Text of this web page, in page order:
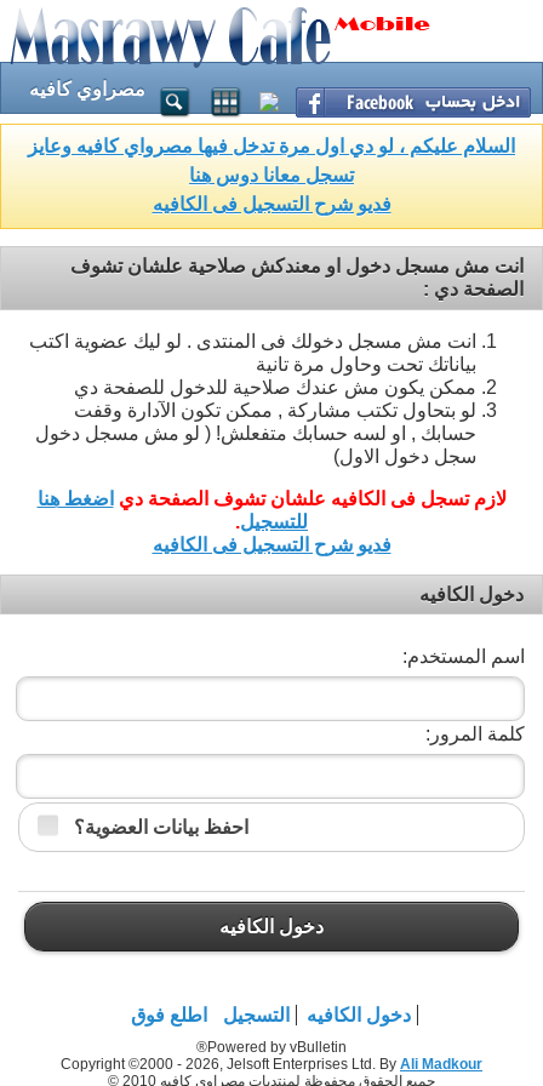
مصراوي كافيه
السلام عليكم ، لو دي اول مرة تدخل فيها مصرواي كافيه وعايز
تسجل معانا دوس هنا
فديو شرح التسجيل فى الكافيه
انت مش مسجل دخول او معندكش صلاحية علشان تشوف
الصفحة دي :
انت مش مسجل دخولك فى المنتدى . لو ليك عضوية اكتب
بياناتك تحت وحاول مرة تانية
ممكن يكون مش عندك صلاحية للدخول للصفحة دي
لو بتحاول تكتب مشاركة , ممكن تكون الآدارة وقفت
حسابك , او لسه حسابك متفعلش! ( لو مش مسجل دخول
سجل دخول الاول)
لازم تسجل فى الكافيه علشان تشوف الصفحة دي اضغط هنا
للتسجيل.
فديو شرح التسجيل فى الكافيه
دخول الكافيه
اسم المستخدم:
كلمة المرور:
احفظ بيانات العضوية؟
دخول الكافيه
دخول الكافيه التسجيل اطلع فوق
Powered by vBulletin®
Copyright ©2000 - 2026, Jelsoft Enterprises Ltd. By Ali Madkour
جميع الحقوق محفوظة لمنتديات مصراوي كافيه 2010 ©